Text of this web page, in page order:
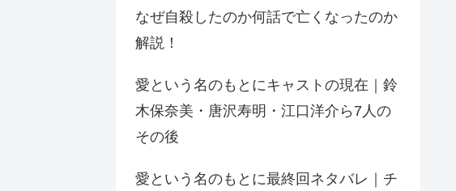
なぜ自殺したのか何話で亡くなったのか
解説！
愛という名のもとにキャストの現在｜鈴
木保奈美・唐沢寿明・江口洋介ら7人の
その後
愛という名のもとに最終回ネタバレ｜チ